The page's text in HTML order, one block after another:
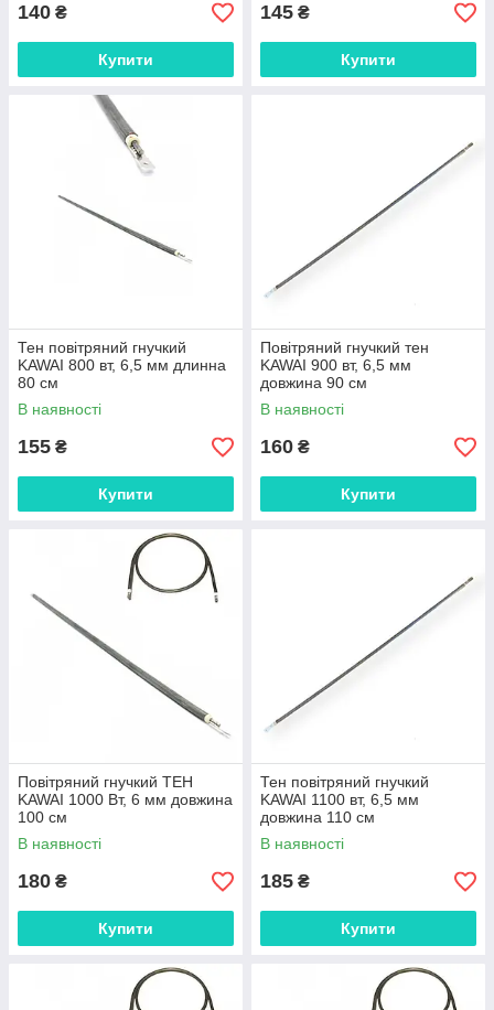
140 ₴
Купити
145 ₴
Купити
Тен повітряний гнучкий
KAWAI 800 вт, 6,5 мм длинна
80 см
В наявності
155 ₴
Купити
Повітряний гнучкий тен
KAWAI 900 вт, 6,5 мм
довжина 90 см
В наявності
160 ₴
Купити
Повітряний гнучкий ТЕН
KAWAI 1000 Вт, 6 мм довжина
100 см
В наявності
180 ₴
Купити
Тен повітряний гнучкий
KAWAI 1100 вт, 6,5 мм
довжина 110 см
В наявності
185 ₴
Купити